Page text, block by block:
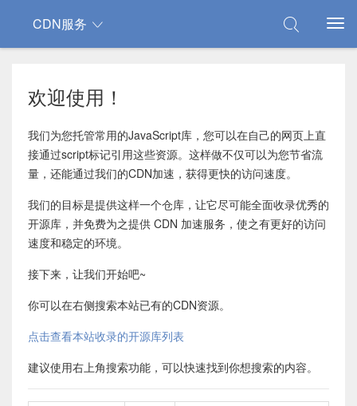
CDN服务
欢迎使用！
我们为您托管常用的JavaScript库，您可以在自己的网页上直
接通过script标记引用这些资源。这样做不仅可以为您节省流
量，还能通过我们的CDN加速，获得更快的访问速度。
我们的目标是提供这样一个仓库，让它尽可能全面收录优秀的
开源库，并免费为之提供 CDN 加速服务，使之有更好的访问
速度和稳定的环境。
接下来，让我们开始吧~
你可以在右侧搜索本站已有的CDN资源。
点击查看本站收录的开源库列表
建议使用右上角搜索功能，可以快速找到你想搜索的内容。